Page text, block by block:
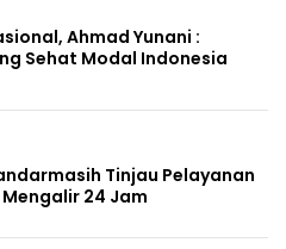
Ahmad Yunani :
Sehat Modal Indonesia
Tinjau Pelayanan
24 Jam